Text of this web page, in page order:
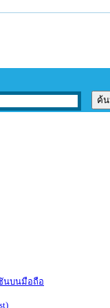
นบนมือถือ